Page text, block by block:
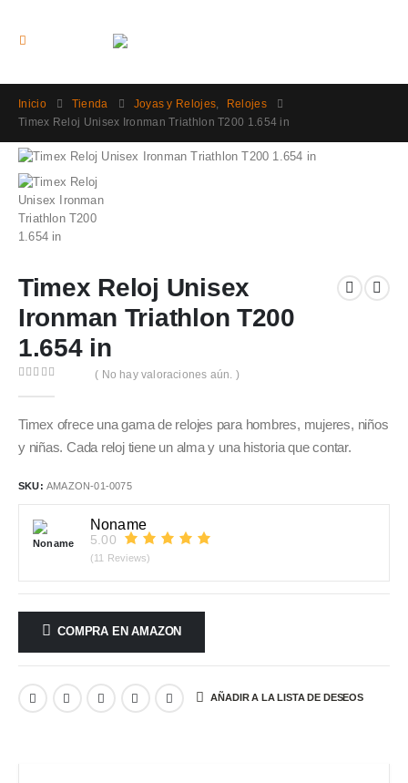
Inicio Tienda Joyas y Relojes,
Relojes
Timex Reloj Unisex Ironman Triathlon T200 1.654 in
Timex Reloj Unisex
Ironman Triathlon T200
1.654 in
( No hay valoraciones aún. )
Timex ofrece una gama de relojes para hombres, mujeres, niños
y niñas. Cada reloj tiene un alma y una historia que contar.
SKU: AMAZON-01-0075
Noname
5.00
(11 Reviews)
COMPRA EN AMAZON
AÑADIR A LA LISTA DE DESEOS